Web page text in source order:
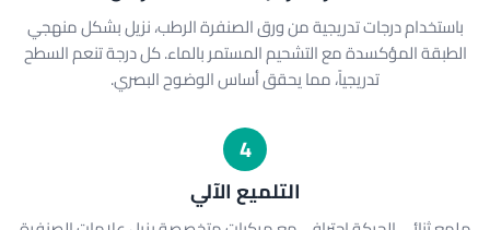
باستخدام درجات تدريجية من ورق الصنفرة الرطب، نزيل بشكل منهجي
الطبقة المؤكسدة مع التشحيم المستمر بالماء. كل درجة تنعم السطح
تدريجياً، مما يحقق أساس الوضوح البصري.
4
التلميع الآلي